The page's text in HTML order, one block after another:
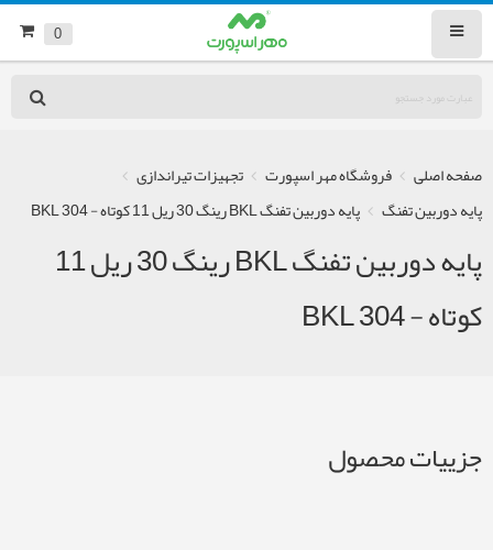
0
صفحه اصلی فروشگاه مهر اسپورت
تجهیزات تیراندازی
پایه دوربین تفنگ
پایه دوربین تفنگ BKL رینگ 30 ریل 11 کوتاه - BKL 304
پایه دوربین تفنگ BKL رینگ 30 ریل 11
کوتاه - BKL 304
جزییات محصول